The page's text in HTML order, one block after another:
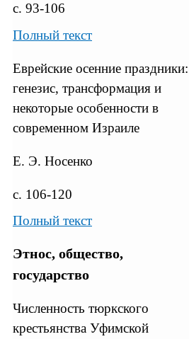
с. 93-106
Полный текст
Еврейские осенние праздники:
генезис, трансформация и
некоторые особенности в
современном Израиле
Е. Э. Носенко
с. 106-120
Полный текст
Этнос, общество,
государство
Численность тюркского
крестьянства Уфимской